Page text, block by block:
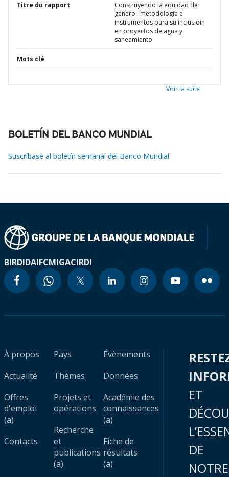
Titre du rapport
Construyendo la equidad de
genero : metodologia e
instrumentos para su inclusioin
en proyectos de agua y
saneamiento
Mots clé
Voir la suite
BOLETÍN DEL BANCO MUNDIAL
Suscríbase al boletín semanal del Banco Mundial
BIRDIDAIFCMIGACIRDI
À propos
Actualité
Offres
d'emploi
(a)
Contacts
Pays
Thèmes
Projets et
opérations
Recherche
et
publications
(a)
Évènements
Données
Académie des
connaissances
(a)
Fiche de
résultats
(a)
ET
DE
NOTRE